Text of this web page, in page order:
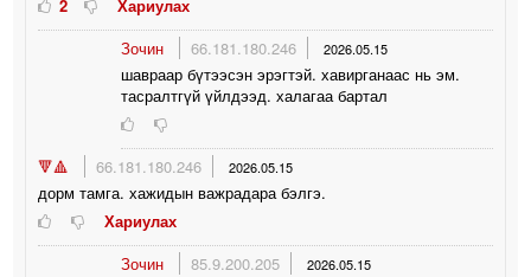
2
Хариулах
Зочин
66.181.180.246 2026.05.15
шавраар бүтээсэн эрэгтэй. хавирганаас нь эм.
тасралтгүй үйлдээд. халагаа бартал
🔻🔺 66.181.180.246 2026.05.15
дорм тамга. хажидын важрадара бэлгэ.
Хариулах
Зочин
85.9.200.205 2026.05.15